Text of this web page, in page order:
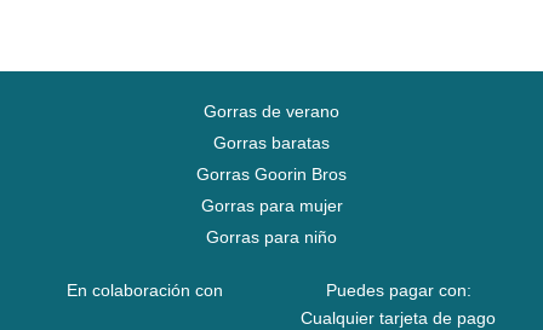
Gorras de verano
Gorras baratas
Gorras Goorin Bros
Gorras para mujer
Gorras para niño
En colaboración con
Puedes pagar con:
Cualquier tarjeta de pago